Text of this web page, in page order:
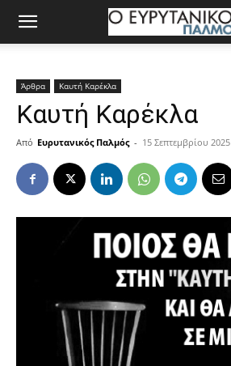
Άρθρα Καυτή Καρέκλα
Καυτή Καρέκλα
Από Ευρυτανικός Παλμός - 15 Σεπτεμβρίου 2025